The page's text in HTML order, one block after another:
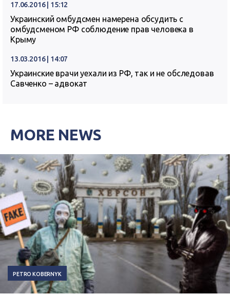
17.06.2016 | 15:12
Украинский омбудсмен намерена обсудить с
омбудсменом РФ соблюдение прав человека в
Крыму
13.03.2016 | 14:07
Украинские врачи уехали из РФ, так и не обследовав
Савченко – адвокат
MORE NEWS
PETRO KOBERNYK